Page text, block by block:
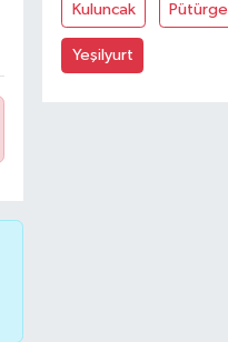
Kuluncak Pütürge
Yeşilyurt